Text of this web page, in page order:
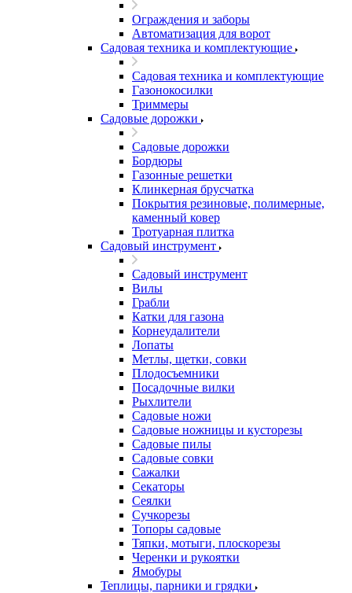
Ограждения и заборы
Автоматизация для ворот
Садовая техника и комплектующие
Садовая техника и комплектующие
Газонокосилки
Триммеры
Садовые дорожки
Садовые дорожки
Бордюры
Газонные решетки
Клинкерная брусчатка
Покрытия резиновые, полимерные,
каменный ковер
Тротуарная плитка
Садовый инструмент
Садовый инструмент
Вилы
Грабли
Катки для газона
Корнеудалители
Лопаты
Метлы, щетки, совки
Плодосъемники
Посадочные вилки
Рыхлители
Садовые ножи
Садовые ножницы и кусторезы
Садовые пилы
Садовые совки
Сажалки
Секаторы
Сеялки
Сучкорезы
Топоры садовые
Тяпки, мотыги, плоскорезы
Черенки и рукоятки
Ямобуры
Теплицы, парники и грядки